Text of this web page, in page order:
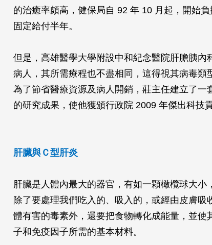
的治癒率頗高，健保局自 92 年 10 月起，開始
固定給付半年。
但是，高雄醫學大學附設中和紀念醫院肝膽胰內
病人，其所需療程也不盡相同，這得視其病毒類
為了節省醫療資源及病人開銷，莊主任建立了一
的研究成果，使他獲頒行政院 2009 年傑出科技貢
肝臟與Ｃ型肝炎
肝臟是人體內最大的器官，有如一顆橄欖球大小
除了要處理我們吃入的、吸入的，或經由皮膚吸
體有害的毒素外，還要把食物轉化成能量，並使
子和免疫因子所需的基本材料。